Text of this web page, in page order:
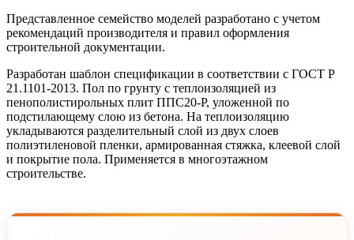
Представленное семейство моделей разработано с учетом
рекомендаций производителя и правил оформления
строительной документации.
Разработан шаблон спецификации в соответствии с ГОСТ Р
21.1101-2013. Пол по грунту с теплоизоляцией из
пенополистирольных плит ППС20-Р, уложенной по
подстилающему слою из бетона. На теплоизоляцию
укладываются разделительный слой из двух слоев
полиэтиленовой пленки, армированная стяжка, клеевой слой
и покрытие пола. Применяется в многоэтажном
строительстве.